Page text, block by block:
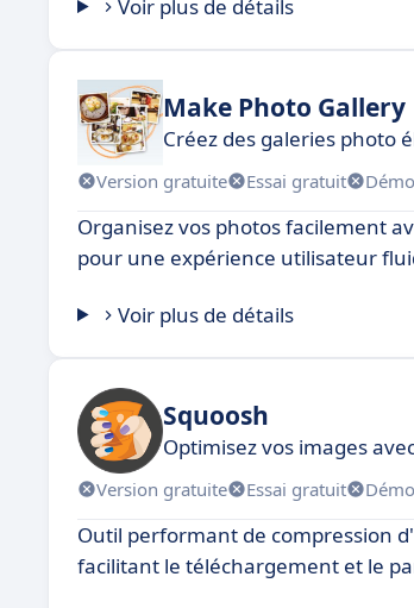
Voir plus de détails
Make Photo Gallery
Créez des galeries photo
Version gratuite Essai gratuit
Organisez vos photos facilement
pour une expérience utilisateur
Voir plus de détails
Squoosh
Optimisez vos images
Version gratuite Essai gratuit
Outil performant de compression
facilitant le téléchargement et le